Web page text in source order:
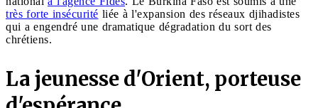
très forte insécurité liée à l'expansion des réseaux djihadistes
qui a engendré une dramatique dégradation du sort des
chrétiens.
La jeunesse d'Orient, porteuse